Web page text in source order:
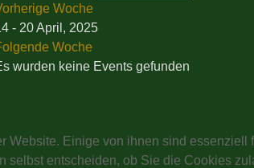
Woche
- 20 April, 2025
Woche
wurden keine Events gefunden
Website. Einige von ihnen sind
selbst entscheiden, ob Sie die Cookies